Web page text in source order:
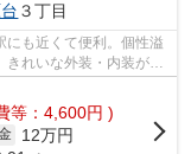
３丁目
にも近くて便利。個性溢
きれいな外装・内装がポ
等：4,600円 )
12万円